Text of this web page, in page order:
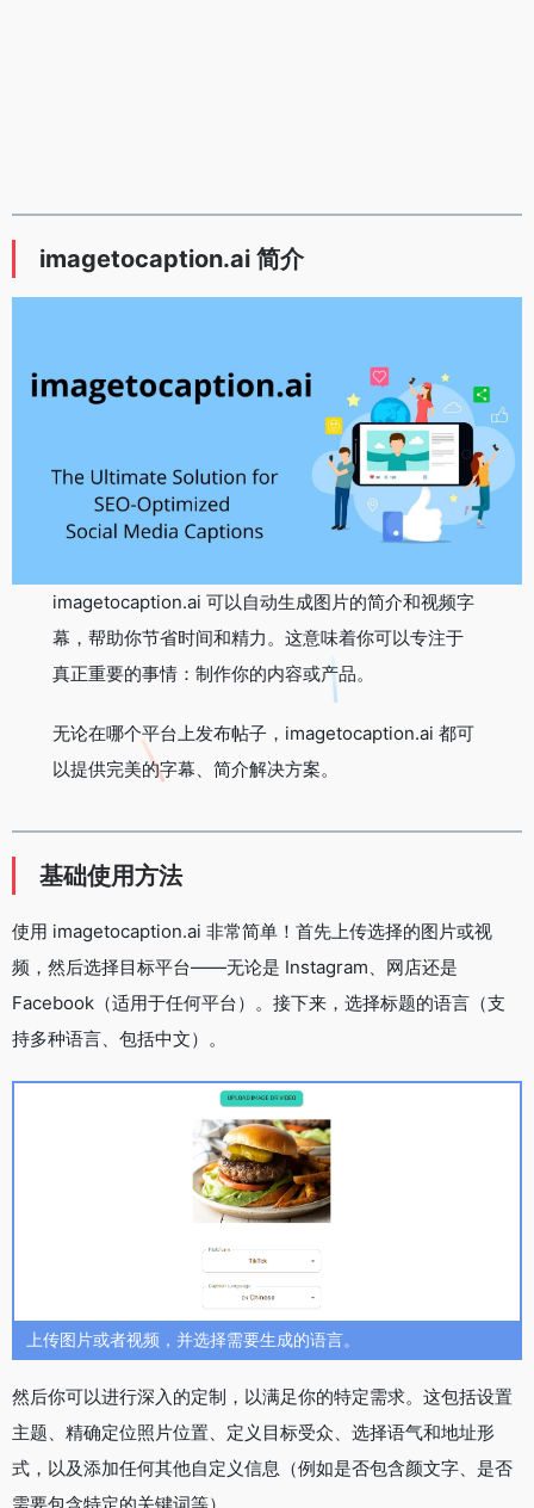
imagetocaption.ai 简介
imagetocaption.ai 可以自动生成图片的简介和视频字
幕，帮助你节省时间和精力。这意味着你可以专注于
真正重要的事情：制作你的内容或产品。
无论在哪个平台上发布帖子，imagetocaption.ai 都可
以提供完美的字幕、简介解决方案。
基础使用方法
使用 imagetocaption.ai 非常简单！首先上传选择的图片或视
频，然后选择目标平台——无论是 Instagram、网店还是
Facebook（适用于任何平台）。接下来，选择标题的语言（支
持多种语言、包括中文）。
上传图片或者视频，并选择需要生成的语言。
然后你可以进行深入的定制，以满足你的特定需求。这包括设置
主题、精确定位照片位置、定义目标受众、选择语气和地址形
式，以及添加任何其他自定义信息（例如是否包含颜文字、是否